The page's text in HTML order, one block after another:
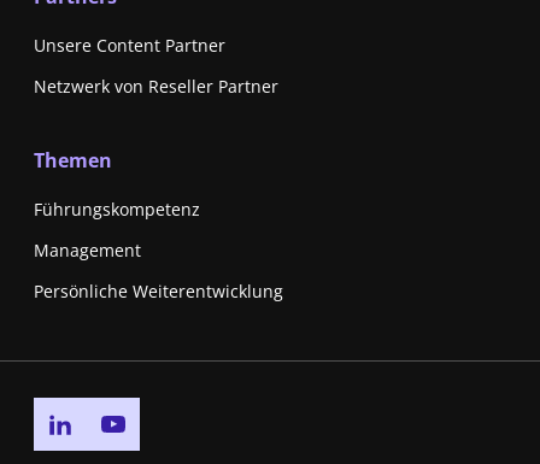
Unsere Content Partner
Netzwerk von Reseller Partner
Themen
Führungskompetenz
Management
Persönliche Weiterentwicklung
Go to linkedin page